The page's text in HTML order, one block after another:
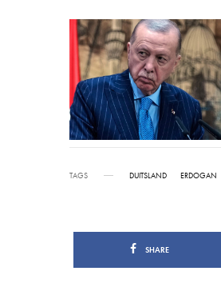
TAGS DUITSLAND ERDOGAN
SHARE